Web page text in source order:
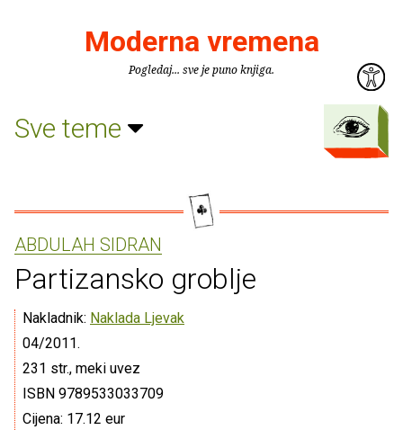
Moderna vremena
Pogledaj... sve je puno knjiga.
Sve teme
ABDULAH SIDRAN
Partizansko groblje
Nakladnik: Naklada Ljevak
04/2011.
231 str., meki uvez
ISBN 9789533033709
Cijena: 17.12 eur